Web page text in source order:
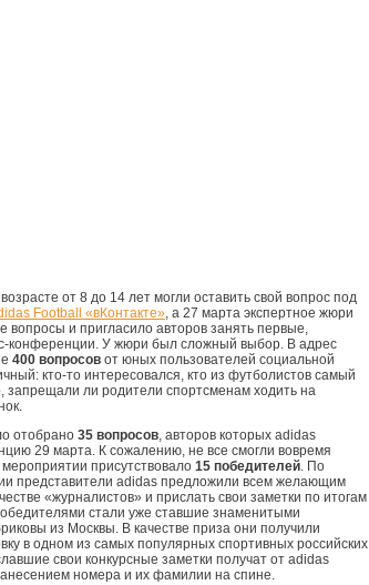
от 8 до 14 лет могли оставить свой вопрос под
Football «вКонтакте», а 27 марта экспертное жюри
и пригласило авторов занять первые,
конференции. У жюри был сложный выбор. В адрес
400 вопросов от юных пользователей социальной
кто-то интересовался, кто из футболистов самый
запрещали ли родители спортсменам ходить на
отобрано 35 вопросов, авторов которых adidas
29 марта. К сожалению, не все смогли вовремя
присутствовало 15 победителей. По
представители adidas предложили всем желающим
«журналистов» и прислать свои заметки по итогам
стали уже ставшие знаменитыми
из Москвы. В качестве приза они получили
в одном из самых популярных спортивных российских
свои конкурсные заметки получат от adidas
номера и их фамилии на спине.